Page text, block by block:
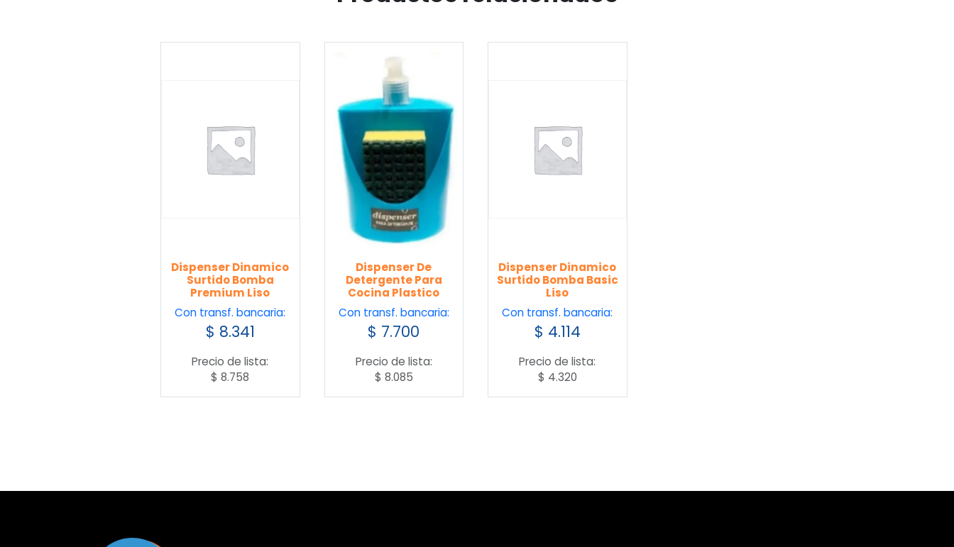
Dispenser Dinamico
Surtido Bomba
Premium Liso
Con transf. bancaria:
$ 8.341
Precio de lista:
$ 8.758
Dispenser De
Detergente Para
Cocina Plastico
Con transf. bancaria:
$ 7.700
Precio de lista:
$ 8.085
Dispenser Dinamico
Surtido Bomba Basic
Liso
Con transf. bancaria:
$ 4.114
Precio de lista:
$ 4.320